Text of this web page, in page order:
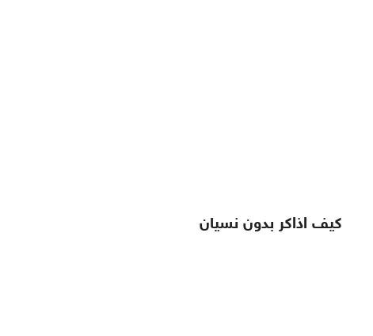
كيف اذاكر بدون نسيان